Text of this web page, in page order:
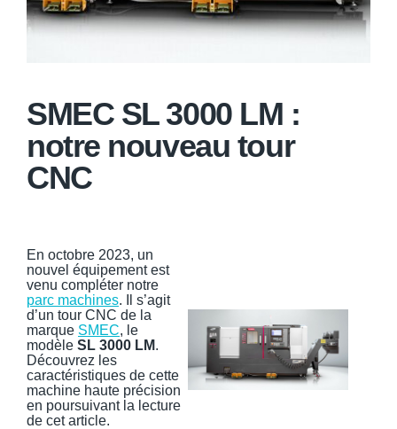
SMEC SL 3000 LM :
notre nouveau tour
CNC
En octobre 2023, un
nouvel équipement est
venu compléter notre
parc machines. Il s’agit
d’un tour CNC de la
marque SMEC, le
modèle SL 3000 LM.
Découvrez les
caractéristiques de cette
machine haute précision
en poursuivant la lecture
de cet article.